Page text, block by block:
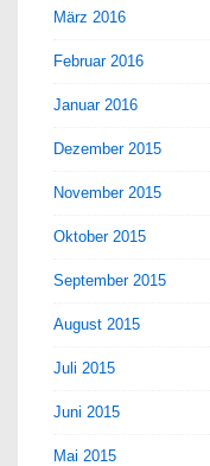
März 2016
Februar 2016
Januar 2016
Dezember 2015
November 2015
Oktober 2015
September 2015
August 2015
Juli 2015
Juni 2015
Mai 2015